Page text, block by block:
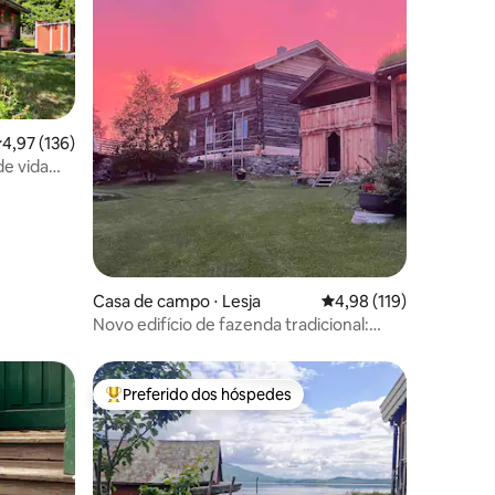
de uma avaliação média de 5, 136 avaliações
4,97 (136)
vida
Casa de campo ⋅ Lesja 4,98 de uma avaliação
4,98 (119)
Novo edifício de fazenda tradicional:
hóspedes Entre os melhores preferidos dos hóspedes
Preferido dos hóspedes